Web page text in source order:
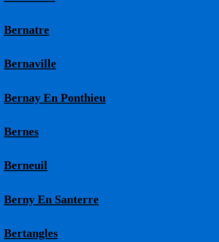
Bernatre
Bernaville
Bernay En Ponthieu
Bernes
Berneuil
Berny En Santerre
Bertangles